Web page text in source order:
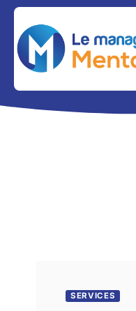
SERVICES